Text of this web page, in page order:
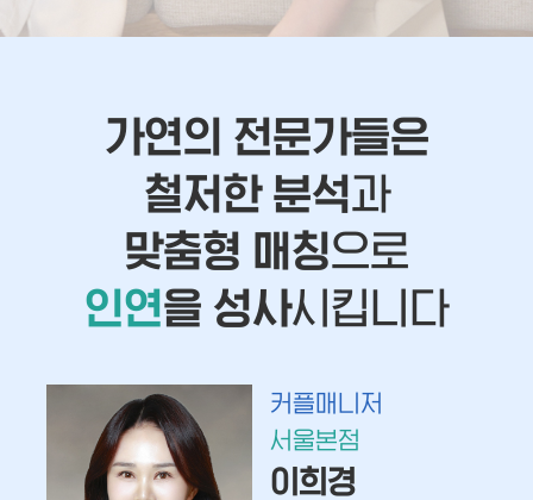
가연의 전문가들은
철저한 분석과
맞춤형 매칭으로
인연을 성사시킵니다
커플매니저
서울본점
이희경